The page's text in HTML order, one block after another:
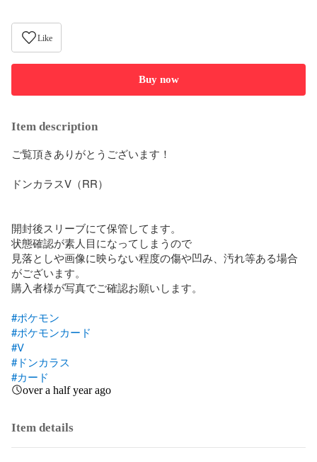
Like
Buy now
Item description
ご覧頂きありがとうございます！
ドンカラスV（RR）
開封後スリーブにて保管してます。
状態確認が素人目になってしまうので
見落としや画像に映らない程度の傷や凹み、汚れ等ある場合
がございます。
購入者様が写真でご確認お願いします。
#ポケモン
#ポケモンカード
#V
#ドンカラス
#カード
over a half year ago
Item details